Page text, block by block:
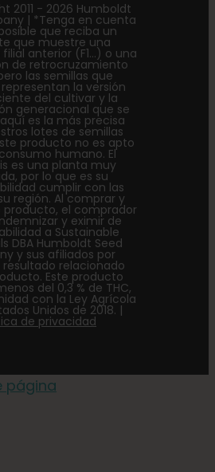
2011 - 2026 Humboldt
| *Tenga en cuenta
que reciba un
que muestre una
anterior (F1...) o una
de retrocruzamiento
las semillas que
la versión
del cultivar y la
generacional que se
es la más precisa
lotes de semillas
producto no es apto
humano. El
es una planta muy
por lo que es su
cumplir con las
región. Al comprar y
producto, el comprador
y eximir de
a Sustainable
DBA Humboldt Seed
y sus afiliados por
relacionado
Este producto
del 0,3 % de THC,
con la Ley Agrícola
Unidos de 2018. |
de privacidad
página